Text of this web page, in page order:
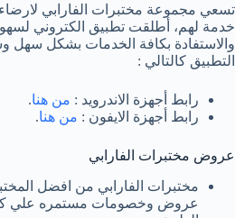
تسعي مجموعة مختبرات الفارابي لارضاء
خدمة لهم، أطلقت تطبيق الكتروني
والاستفادة بكافة الخدمات بشكل سهل
التطبيق كالتالي :
رابط أجهزة الاندرويد : من هنا.
رابط أجهزة الايفون : من هنا.
عروض مختبرات الفارابي
مختبرات الفارابي من افضل
عروض وخصومات مستمره علي